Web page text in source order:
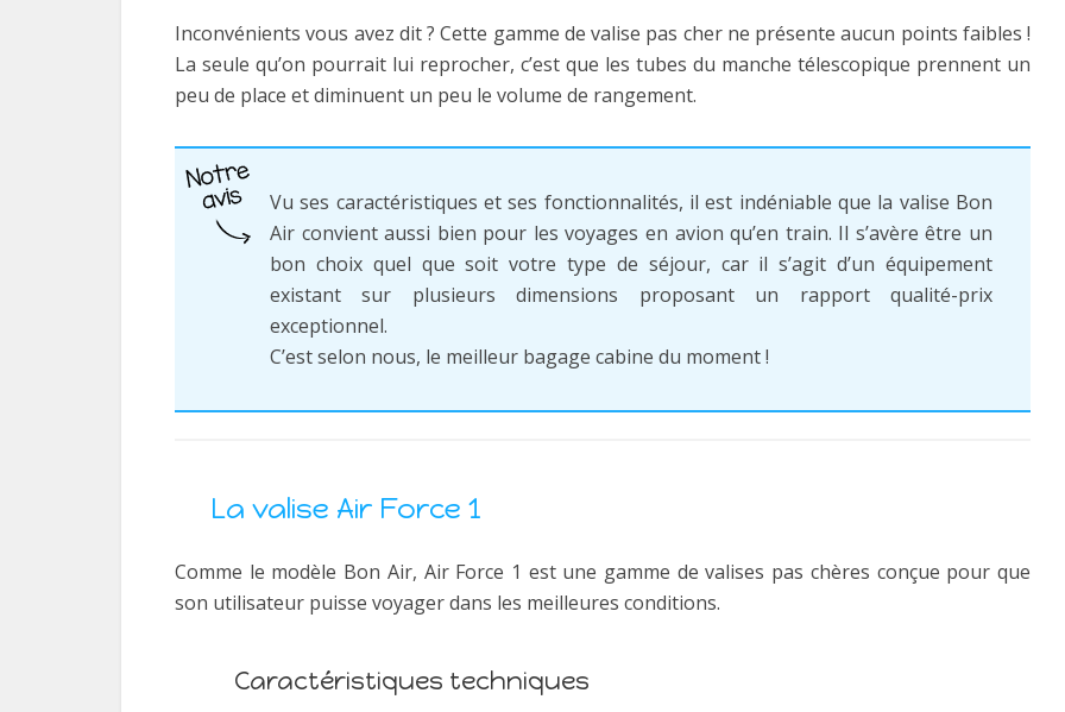
Inconvénients vous avez dit ? Cette gamme de valise pas cher ne présente aucun points faibles !
La seule qu’on pourrait lui reprocher, c’est que les tubes du manche télescopique prennent un
peu de place et diminuent un peu le volume de rangement.
Vu ses caractéristiques et ses fonctionnalités, il est indéniable que la valise Bon
Air convient aussi bien pour les voyages en avion qu’en train. Il s’avère être un
bon choix quel que soit votre type de séjour, car il s’agit d’un équipement
existant sur plusieurs dimensions proposant un rapport qualité-prix
exceptionnel.
C’est selon nous, le meilleur bagage cabine du moment !
La valise Air Force 1
Comme le modèle Bon Air, Air Force 1 est une gamme de valises pas chères conçue pour que
son utilisateur puisse voyager dans les meilleures conditions.
Caractéristiques techniques